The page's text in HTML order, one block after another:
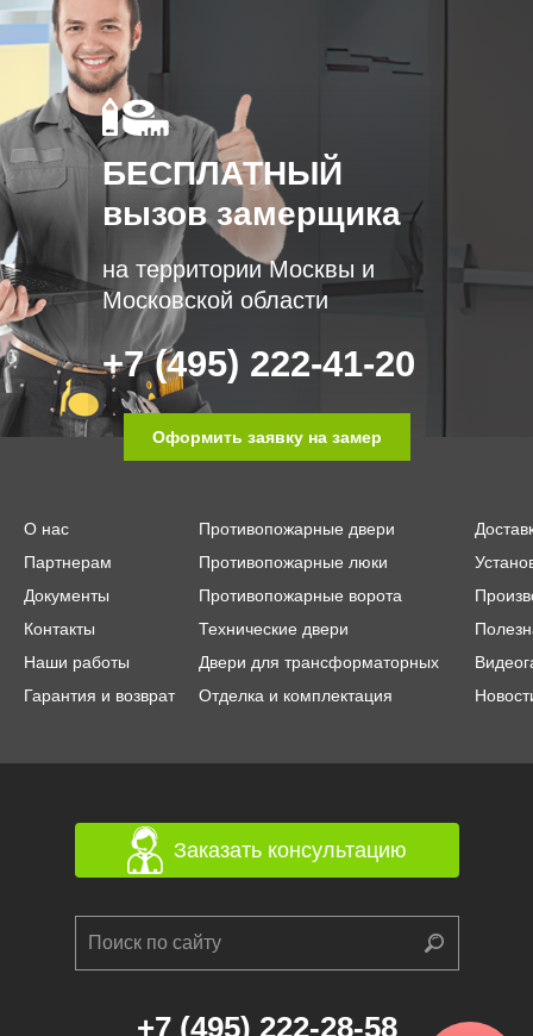
БЕСПЛАТНЫЙ
вызов замерщика
на территории Москвы и
Московской области
+7 (495) 222-41-20
Оформить заявку на замер
О нас
Партнерам
Документы
Контакты
Наши работы
Гарантия и возврат
Противопожарные двери
Противопожарные люки
Противопожарные ворота
Технические двери
Двери для трансформаторных
Отделка и комплектация
Заказать консультацию
+7 (495) 222-28-58